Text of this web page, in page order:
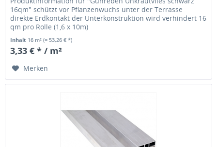
16qm" schützt vor Pflanzenwuchs unter der Terrasse
direkte Erdkontakt der Unterkonstruktion wird verhindert 16
qm pro Rolle (1,6 x 10m)
Inhalt 16 m²(= 53,26 € *)
3,33 € * / m²
Merken